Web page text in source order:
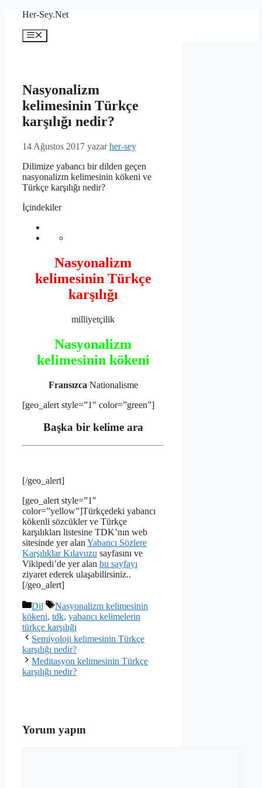
İçeriğeHer-Sey.Net
Menü
Nasyonalizm
kelimesinin Türkçe
karşılığı nedir?
14 Ağustos 2017 yazarher-sey
Dilimize yabancı bir dilden geçen
nasyonalizm kelimesinin kökeni ve
Türkçe karşılığı nedir?
İçindekiler
Nasyonalizm
kelimesinin Türkçe
karşılığı
milliyetçilik
Nasyonalizm
kelimesinin kökeni
Fransızca Nationalisme
[geo_alert style=”1″ color=”green”]
Başka bir kelime ara
[/geo_alert]
[geo_alert style=”1″
color=”yellow”]Türkçedeki yabancı
kökenli sözcükler ve Türkçe
karşılıkları listesine TDK’nın web
sitesinde yer alan Yabancı Sözlere
Karşılıklar Kılavuzu sayfasını ve
Vikipedi’de yer alan bu sayfayı
ziyaret ederek ulaşabilirsiniz..
[/geo_alert]
Kategoriler
Dil Etiketler
Nasyonalizm kelimesinin
kökeni, tdk, yabancı kelimelerin
türkçe karşılığı
Semiyoloji kelimesinin Türkçe
karşılığı nedir?
Meditasyon kelimesinin Türkçe
karşılığı nedir?
Yorum yapın